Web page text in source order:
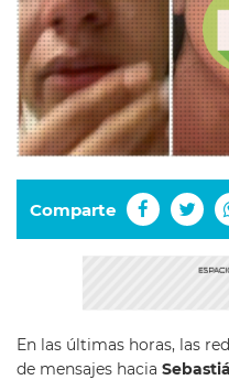
Comparte
En las últimas horas, las
de mensajes hacia